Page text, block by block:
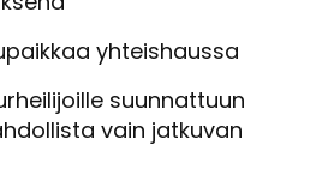
yh­teis­haus­sa
suun­nat­tuun
vain jat­ku­van